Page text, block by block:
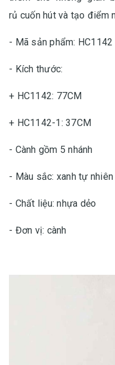
rủ cuốn hút và tạo điểm
- Mã sản phẩm: HC1142
- Kích thước:
+ HC1142: 77CM
+ HC1142-1: 37CM
- Cành gồm 5 nhánh
- Màu sắc: xanh tự nhiên
- Chất liệu: nhựa dẻo
- Đơn vị: cành